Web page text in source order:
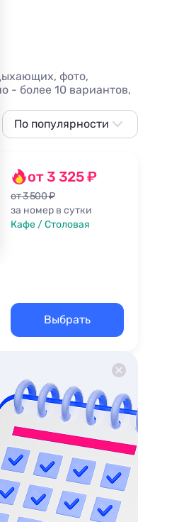
фото,
- более 10 вариантов,
По популярности
Сначала дешевле
Сначала дороже
По рейтингу
от 3 325 ₽
от 3 500 ₽
за номер в сутки
Кафе / Столовая
Выбрать